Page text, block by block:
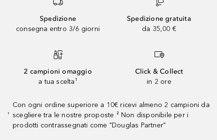
Spedizione
consegna entro 3/6 giorni
Spedizione gratuita
da 35,00 €
2 campioni omaggio
a tua scelta¹
Click & Collect
in 2 ore
¹
Con ogni ordine superiore a 10€ ricevi almeno 2 campioni da
scegliere tra le nostre proposte ² Non disponibile per i
prodotti contrassegnati come "Douglas Partner"